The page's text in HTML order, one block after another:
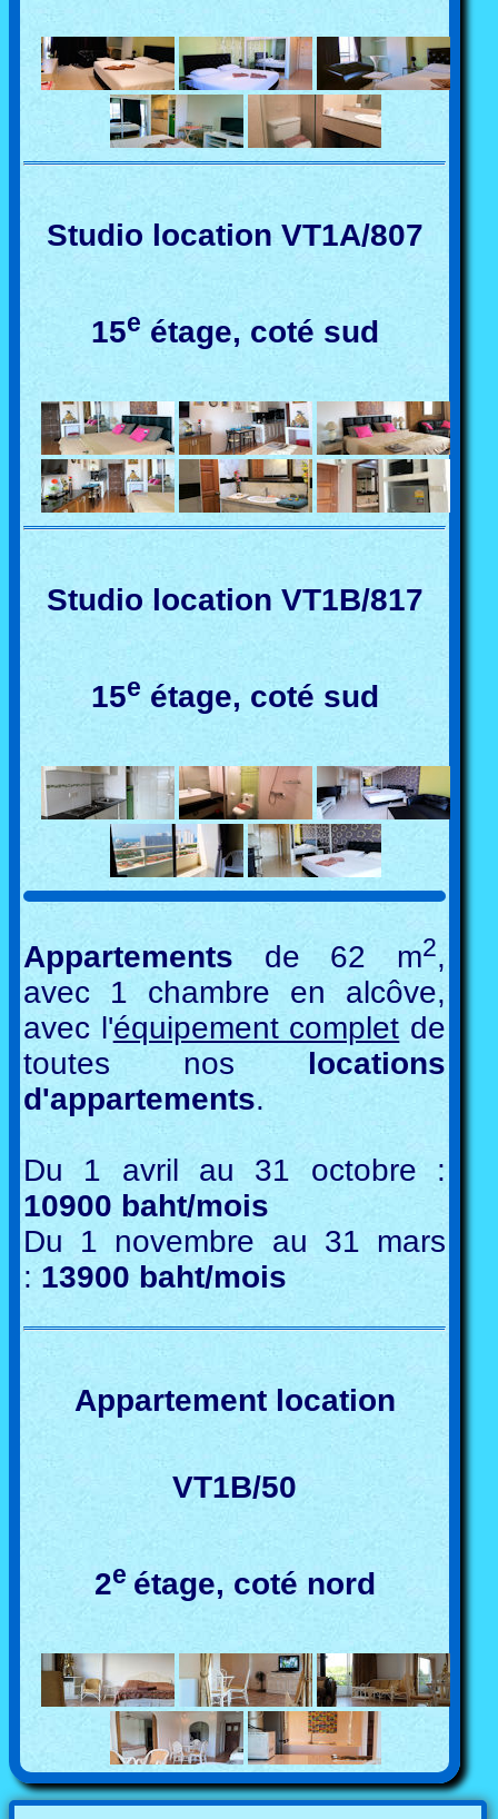
Studio location VT1A/807
15e étage, coté sud
Studio location VT1B/817
15e étage, coté sud
Appartements de 62 m2,
avec 1 chambre en alcôve,
avec l'équipement complet de
toutes nos
locations
d'appartements.
Du 1 avril au 31 octobre :
10900 baht/mois
Du 1 novembre au 31 mars
: 13900 baht/mois
Appartement location
VT1B/50
2e étage, coté nord